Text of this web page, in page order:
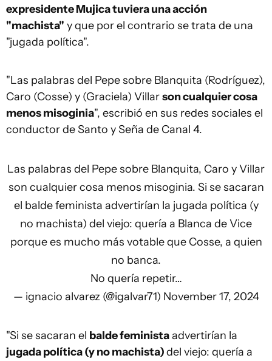
expresidente Mujica tuviera una acción
"machista" y que por el contrario se trata de una
"jugada política".
"Las palabras del Pepe sobre Blanquita (Rodríguez),
Caro (Cosse) y (Graciela) Villarson cualquier cosa
menos misoginia", escribió en sus redes sociales el
conductor de Santo y Seña de Canal 4.
Las palabras del Pepe sobre Blanquita, Caro y Villar
son cualquier cosa menos misoginia. Si se sacaran
el balde feminista advertirían la jugada política (y
no machista) del viejo: quería a Blanca de Vice
porque es mucho más votable que Cosse, a quien
no banca.
No quería repetir…
— ignacio alvarez (@igalvar71) November 17, 2024
"Si se sacaran el balde feministaadvertirían la
jugada política (y no machista)del viejo: quería a